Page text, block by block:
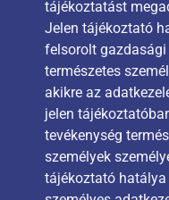
tájékoztatást
Jelen tájékoztató
felsorolt
természetes
akikre az
jelen
tevékenység
személyek
tájékoztató